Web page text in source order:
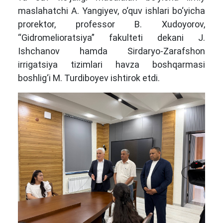
maslahatchi A. Yangiyev, o‘quv ishlari bo‘yicha
prorektor, professor B. Xudoyorov,
“Gidromelioratsiya” fakulteti dekani J.
Ishchanov hamda Sirdaryo-Zarafshon
irrigatsiya tizimlari havza boshqarmasi
boshlig‘i M. Turdiboyev ishtirok etdi.